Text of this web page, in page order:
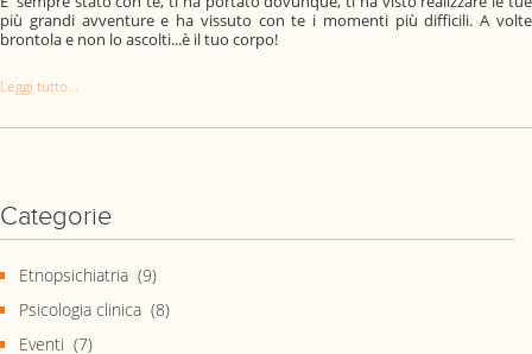
più grandi avventure e ha vissuto con te i momenti più difficili. A volte
brontola e non lo ascolti...è il tuo corpo!
Leggi tutto...
Categorie
Etnopsichiatria (9)
Psicologia clinica (8)
Eventi (7)